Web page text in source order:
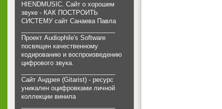
HIENDMUSIC. Сайт о хорошем
звуке - КАК ПОСТРОИТЬ
СИСТЕМУ сайт Санаева Павла
Проект Audiophile's Software
посвящен качественному
кодированию и воспроизведению
цифрового звука.
Сайт Андрея (Gitarist) - ресурс
уникален оцифровками личной
коллекции винила